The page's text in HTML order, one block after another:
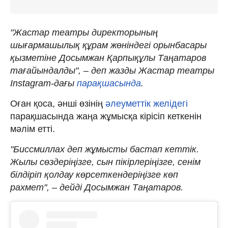
"Жастар театры директорының
шығармашылық құрам жөніндегі орынбасары
қызметіне Досымжан Қарпықұлы Таңатаров
тағайындалды", – деп жазды Жастар театры
Instagram-дағы парақшасында.
Оған қоса, әнші өзінің әлеуметтік желідегі
парақшасында жаңа жұмысқа кірісіп кеткенін
мәлім етті.
"Биссмиллах деп жұмысты бастап кеттік.
Жылы сөздеріңізге, сын пікірлеріңізге, сенім
білдіріп қолдау көрсеткендеріңізге көп
рахмет", – дейді Досымжан Таңатаров.